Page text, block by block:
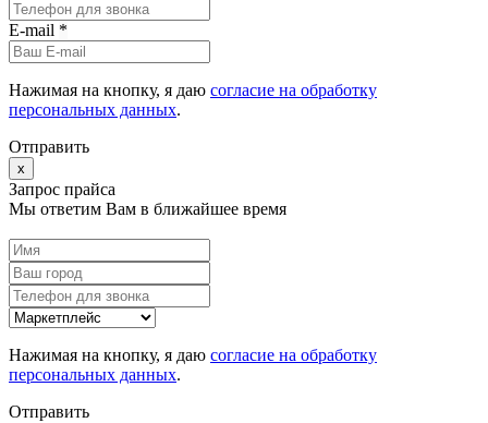
E-mail *
Нажимая на кнопку, я даю согласие на обработку
персональных данных.
Отправить
x
Запрос прайса
Мы ответим Вам в ближайшее время
Нажимая на кнопку, я даю согласие на обработку
персональных данных.
Отправить